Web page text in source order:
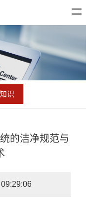
识
的洁净规范与